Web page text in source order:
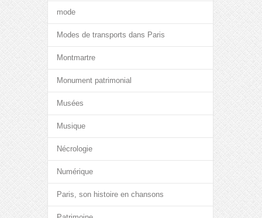
mode
Modes de transports dans Paris
Montmartre
Monument patrimonial
Musées
Musique
Nécrologie
Numérique
Paris, son histoire en chansons